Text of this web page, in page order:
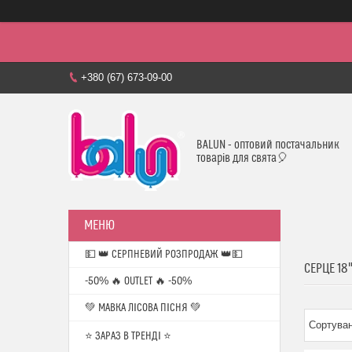
+380 (67) 673-09-00
BALUN - оптовий постачальник
товарів для свята🎈
СЕРЦЕ 18"
💵 👑 СЕРПНЕВИЙ РОЗПРОДАЖ 👑💵
-50% 🔥 OUTLET 🔥 -50%
💚 МАВКА ЛІСОВА ПІСНЯ 💚
⭐️ ЗАРАЗ В ТРЕНДІ ⭐️